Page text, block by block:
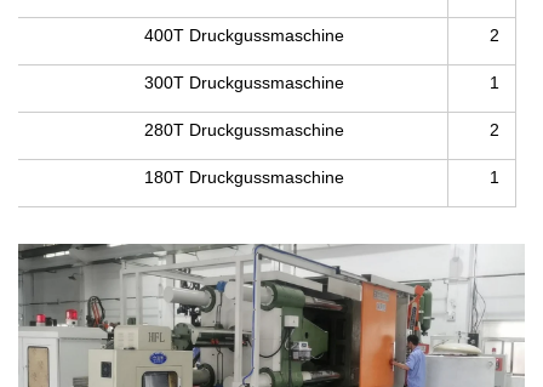
400T Druckgussmaschine 2
300T Druckgussmaschine 1
280T Druckgussmaschine 2
180T Druckgussmaschine 1